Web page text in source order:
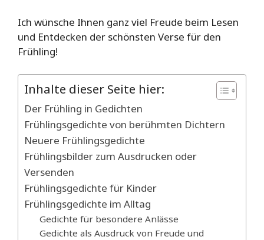
Ich wünsche Ihnen ganz viel Freude beim Lesen
und Entdecken der schönsten Verse für den
Frühling!
Inhalte dieser Seite hier:
Der Frühling in Gedichten
Frühlingsgedichte von berühmten Dichtern
Neuere Frühlingsgedichte
Frühlingsbilder zum Ausdrucken oder
Versenden
Frühlingsgedichte für Kinder
Frühlingsgedichte im Alltag
Gedichte für besondere Anlässe
Gedichte als Ausdruck von Freude und